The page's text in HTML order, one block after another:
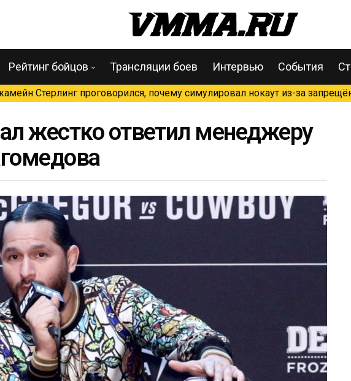
Рейтинг бойцов Трансляции боев Интервью События
Стерлинг проговорился, почему симулировал нокаут из-за
жестко ответил менеджеру